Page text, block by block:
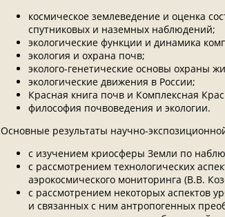
космическое землеведение и оценка
спутниковых и наземных наблюдений;
экологические функции и динамика
экология и охрана почв;
эколого-генетические основы охраны
экологические движения в России;
Красная книга почв и Комплексная
философия почвоведения и экологии.
Основные результаты научно-
с изучением криосферы Земли по
с рассмотрением технологических
аэрокосмического мониторинга (В.В.
с рассмотрением некоторых аспектов
и связанных с ним антропогенных